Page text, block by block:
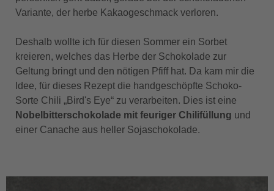
Variante, der herbe Kakaogeschmack verloren.
Deshalb wollte ich für diesen Sommer ein Sorbet
kreieren, welches das Herbe der Schokolade zur
Geltung bringt und den nötigen Pfiff hat. Da kam mir die
Idee, für dieses Rezept die handgeschöpfte Schoko-
Sorte Chili „Bird's Eye“ zu verarbeiten. Dies ist eine
Nobelbitterschokolade mit feuriger Chilifüllung und
einer Canache aus heller Sojaschokolade.